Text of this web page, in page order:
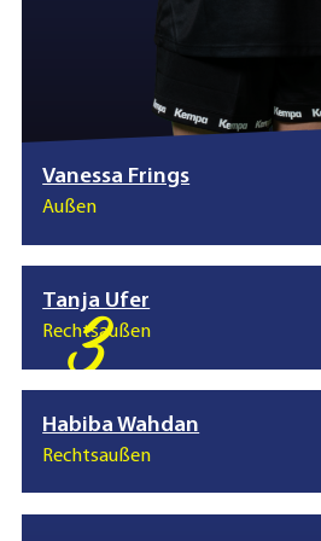
Vanessa Frings
Außen
3
Tanja Ufer
Rechtsaußen
Habiba Wahdan
Rechtsaußen